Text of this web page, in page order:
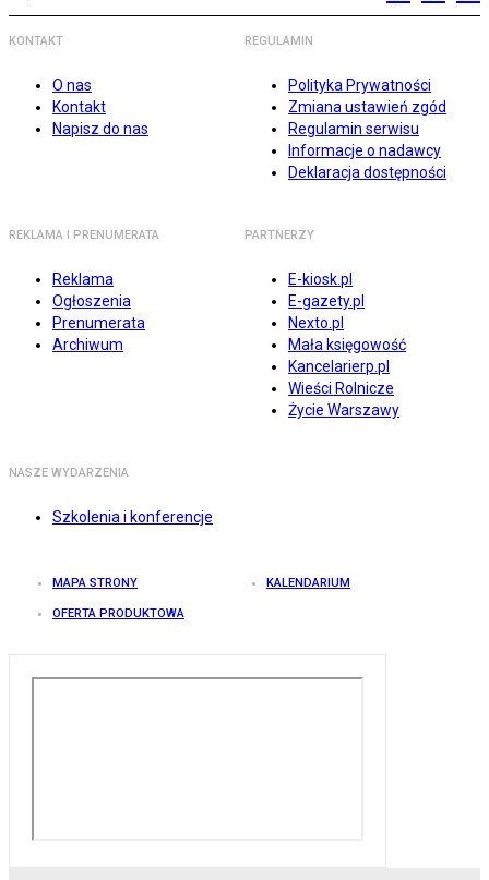
KONTAKT
O nas
Kontakt
Napisz do nas
REGULAMIN
Polityka Prywatności
Zmiana ustawień zgód
Regulamin serwisu
Informacje o nadawcy
Deklaracja dostępności
REKLAMA I PRENUMERATA
Reklama
Ogłoszenia
Prenumerata
Archiwum
PARTNERZY
E-kiosk.pl
E-gazety.pl
Nexto.pl
Mała księgowość
Kancelarierp.pl
Wieści Rolnicze
Życie Warszawy
NASZE WYDARZENIA
Szkolenia i konferencje
MAPA STRONY KALENDARIUM
OFERTA PRODUKTOWA